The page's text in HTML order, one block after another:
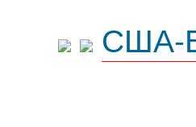
США-